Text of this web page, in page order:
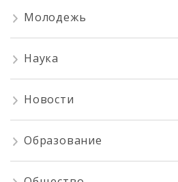
Молодежь
Наука
Новости
Образование